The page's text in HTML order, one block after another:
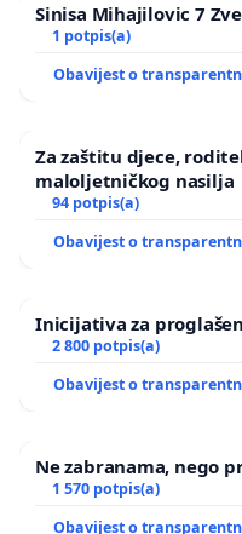
Sinisa Mihajilovic 7
1 potpis(a)
Obavijest o
Za zaštitu djece,
maloljetničkog nasilja
94 potpis(a)
Obavijest o
Inicijativa za
2 800 potpis(a)
Obavijest o
Ne zabranama, nego
1 570 potpis(a)
Obavijest o